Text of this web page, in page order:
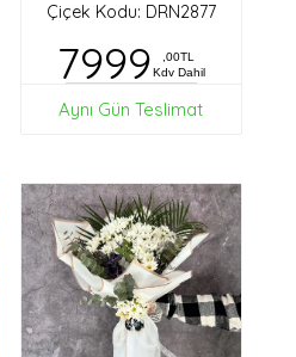
Çiçek Kodu: DRN2877
7999
,00TL
Kdv Dahil
Aynı Gün Teslimat